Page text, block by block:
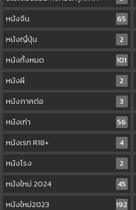
หนังจีน
65
หนังญี่ปุ่น
2
หนังทั้งหมด
101
หนังผี
2
หนังภาคต่อ
3
หนังเก่า
56
หนังเรท R18+
4
หนังโรง
2
หนังใหม่ 2024
45
หนังใหม่2023
192